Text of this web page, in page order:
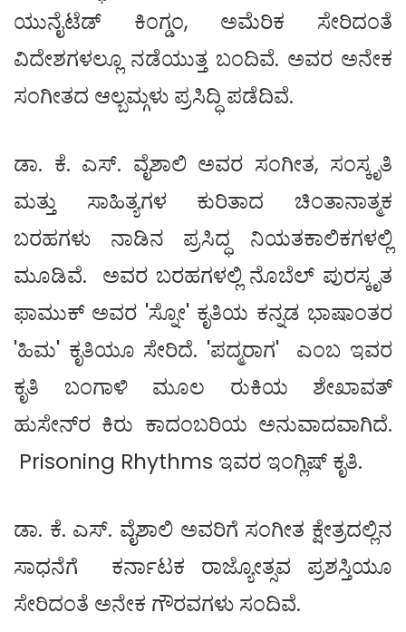
ಯುನೈಟೆಡ್ ಕಿಂಗ್ಡಂ, ಅಮೆರಿಕ ಸೇರಿದಂತೆ
ವಿದೇಶಗಳಲ್ಲೂ ನಡೆಯುತ್ತ ಬಂದಿವೆ. ಅವರ ಅನೇಕ
ಸಂಗೀತದ ಆಲ್ಬಮ್ಗಳು ಪ್ರಸಿದ್ಧಿ ಪಡೆದಿವೆ.
ಡಾ. ಕೆ. ಎಸ್. ವೈಶಾಲಿ ಅವರ ಸಂಗೀತ, ಸಂಸ್ಕೃತಿ
ಮತ್ತು ಸಾಹಿತ್ಯಗಳ ಕುರಿತಾದ ಚಿಂತಾನಾತ್ಮಕ
ಬರಹಗಳು ನಾಡಿನ ಪ್ರಸಿದ್ಧ ನಿಯತಕಾಲಿಕಗಳಲ್ಲಿ
ಮೂಡಿವೆ. ಅವರ ಬರಹಗಳಲ್ಲಿ ನೊಬೆಲ್ ಪುರಸ್ಕೃತ
ಫಾಮುಕ್ ಅವರ 'ಸ್ನೋ' ಕೃತಿಯ ಕನ್ನಡ ಭಾಷಾಂತರ
'ಹಿಮ' ಕೃತಿಯೂ ಸೇರಿದೆ. 'ಪದ್ಮರಾಗ' ಎಂಬ ಇವರ
ಕೃತಿ ಬಂಗಾಳಿ ಮೂಲ ರುಕಿಯ ಶೇಖಾವತ್
ಹುಸೇನ್‌ರ ಕಿರು ಕಾದಂಬರಿಯ ಅನುವಾದವಾಗಿದೆ.
Prisoning Rhythms ಇವರ ಇಂಗ್ಲಿಷ್ ಕೃತಿ.
ಡಾ. ಕೆ. ಎಸ್. ವೈಶಾಲಿ ಅವರಿಗೆ ಸಂಗೀತ ಕ್ಷೇತ್ರದಲ್ಲಿನ
ಸಾಧನೆಗೆ ಕರ್ನಾಟಕ ರಾಜ್ಯೋತ್ಸವ ಪ್ರಶಸ್ತಿಯೂ
ಸೇರಿದಂತೆ ಅನೇಕ ಗೌರವಗಳು ಸಂದಿವೆ.